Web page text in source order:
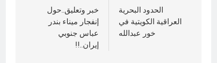
المقالاتالحدود البحرية
العراقية الكويتية في
خور عبدالله
خبر وتعليق..حول
إنفجار ميناء بندر
عباس جنوبي
إيران..!!